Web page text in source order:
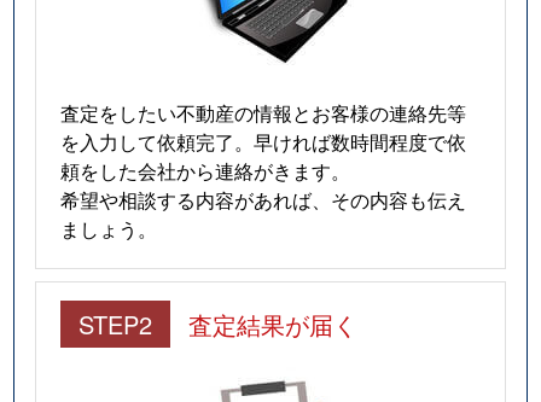
査定をしたい不動産の情報とお客様の連絡先等
を入力して依頼完了。早ければ数時間程度で依
頼をした会社から連絡がきます。
希望や相談する内容があれば、その内容も伝え
ましょう。
STEP2 査定結果が届く